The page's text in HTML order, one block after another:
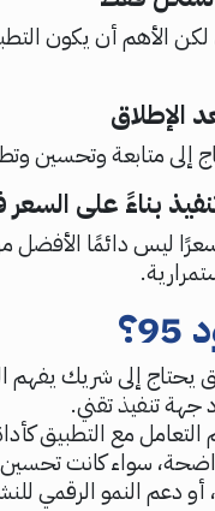
الأهم أن يكون
الإطلاق
إلى متابعة وتحسين
بناءً على
ليس دائمًا الأفضل
يحتاج إلى شريك يفهم
جهة تنفيذ تقني.
التعامل مع التطبيق
سواء كانت تحسين
أو دعم النمو الرقمي